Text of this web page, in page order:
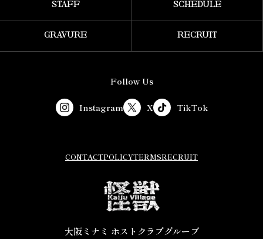
STAFF SCHEDULE
GRAVURE RECRUIT
Follow Us
Instagram X TikTok
CONTACTPOLICYTERMSRECRUIT
大阪ミナミ ホストクラブグループ